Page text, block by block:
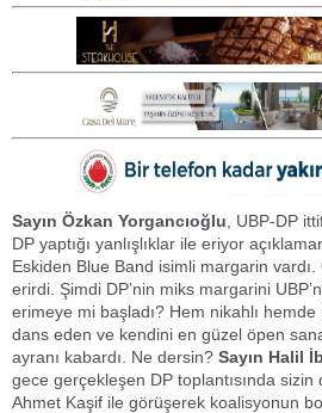
Sayın Özkan Yorgancıoğlu , UBP-DP
DP yaptığı yanlışlıklar ile eriyor
Eskiden Blue Band isimli margarin vardı.
erirdi. Şimdi DP’nin miks margarini
erimeye mi başladı? Hem nikahlı
dans eden ve kendini en güzel öpen
ayranı kabardı. Ne dersin? Sayın Halil
gece gerçekleşen DP toplantısında sizin
Ahmet Kaşif ile görüşerek koalisyonun